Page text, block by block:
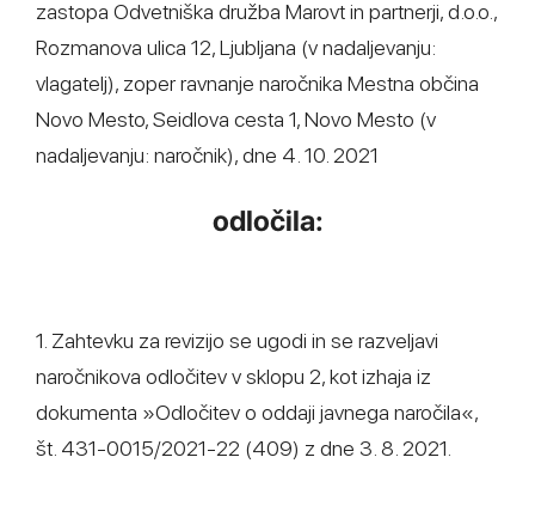
zastopa Odvetniška družba Marovt in partnerji, d.o.o.,
Rozmanova ulica 12, Ljubljana (v nadaljevanju:
vlagatelj), zoper ravnanje naročnika Mestna občina
Novo Mesto, Seidlova cesta 1, Novo Mesto (v
nadaljevanju: naročnik), dne 4. 10. 2021
odločila:
1. Zahtevku za revizijo se ugodi in se razveljavi
naročnikova odločitev v sklopu 2, kot izhaja iz
dokumenta »Odločitev o oddaji javnega naročila«,
št. 431-0015/2021-22 (409) z dne 3. 8. 2021.